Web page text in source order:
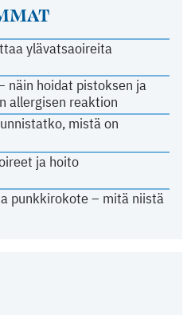
ylävatsaoireita
näin hoidat pistoksen ja
allergisen reaktion
mistä on
ja hoito
punkkirokote – mitä niistä